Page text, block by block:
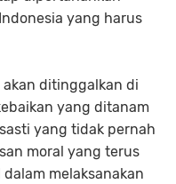
yang harus
ditinggalkan di
yang ditanam
yang tidak pernah
moral yang terus
melaksanakan